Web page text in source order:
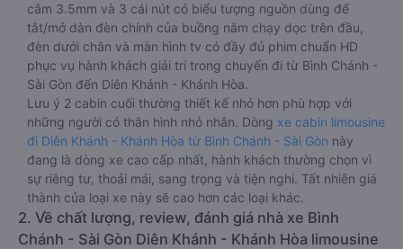
cắm 3.5mm và 3 cái nút có biểu tượng nguồn dùng để
tắt/mở dàn đèn chính của buồng nằm chạy dọc trên đầu,
đèn dưới chân và màn hình tv có đầy đủ phim chuẩn HD
phục vụ hành khách giải trí trong chuyến đi từ Bình Chánh -
Sài Gòn đến Diên Khánh - Khánh Hòa.
Lưu ý 2 cabin cuối thường thiết kế nhỏ hơn phù hợp với
những người có thân hình nhỏ nhắn. Dòng xe cabin limousine
đi Diên Khánh - Khánh Hòa từ Bình Chánh - Sài Gòn này
đang là dòng xe cao cấp nhất, hành khách thường chọn vì
sự riêng tư, thoải mái, sang trọng và tiện nghi. Tất nhiên giá
thành của loại xe này sẽ cao hơn các loại khác.
2. Về chất lượng, review, đánh giá nhà xe Bình
Chánh - Sài Gòn Diên Khánh - Khánh Hòa limousine